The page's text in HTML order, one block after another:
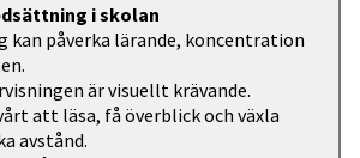
i skolan
kan påverka lärande, koncentration
är visuellt krävande.
att läsa, få överblick och växla
avstånd.